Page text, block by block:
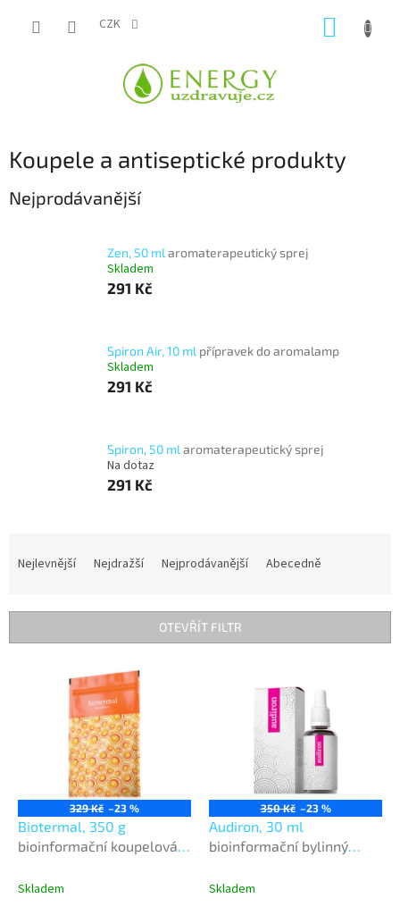
CZK
Koupele a antiseptické produkty
Nejprodávanější
Zen, 50 ml aromaterapeutický sprej
Skladem
291 Kč
Spiron Air, 10 ml přípravek do aromalamp
Skladem
291 Kč
Spiron, 50 ml aromaterapeutický sprej
Na dotaz
291 Kč
í
Nejlevnější Nejdražší Nejprodávanější Abecedně
OTEVŘÍT FILTR
329 Kč –23 %
Biotermal, 350 g
bioinformační koupelová
Skladem
350 Kč –23 %
Audiron, 30 ml
bioinformační bylinný
Skladem